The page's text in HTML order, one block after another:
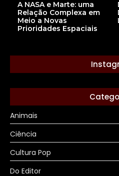
A NASA e Marte: uma
Relação Complexa em
Meio a Novas
Prioridades Espaciais
Animais
Ciência
Cultura Pop
Do Editor